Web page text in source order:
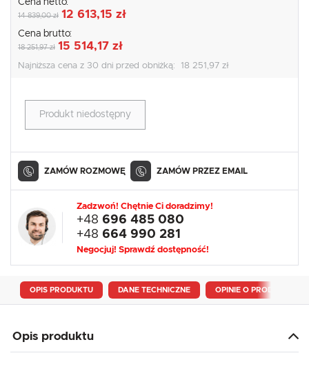
Cena netto:
14 839,00 zł 12 613,15 zł
Cena brutto:
18 251,97 zł 15 514,17 zł
Najniższa cena z 30 dni przed obniżką: 18 251,97 zł
Produkt niedostępny
ZAMÓW ROZMOWĘ ZAMÓW PRZEZ EMAIL
Zadzwoń! Chętnie Ci doradzimy!
+48 696 485 080
+48 664 990 281
Negocjuj! Sprawdź dostępność!
OPIS PRODUKTU DANE TECHNICZNE OPINIE O PRODUKCIE
Opis produktu